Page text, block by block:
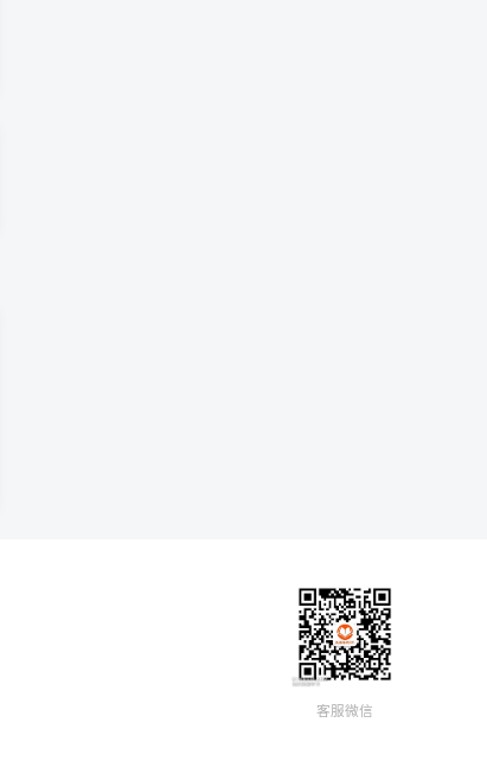
客服微信